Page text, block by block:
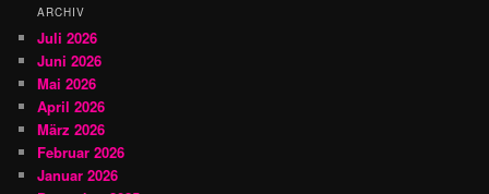
ARCHIV
Juli 2026
Juni 2026
Mai 2026
April 2026
März 2026
Februar 2026
Januar 2026